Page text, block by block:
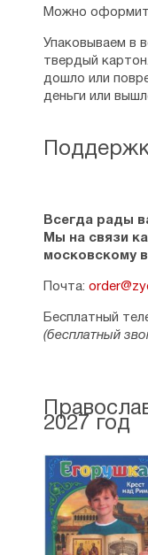
Всегда рады
Мы на связи
московскому
Почта:
Бесплатный
(бесплатный
Можно
Упаковываем в
твердый
дошло или
деньги или
2027 год